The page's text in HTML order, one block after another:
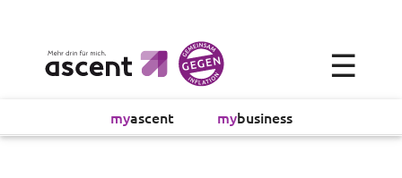
myascent mybusiness
×
Alltagsökonomie
☰